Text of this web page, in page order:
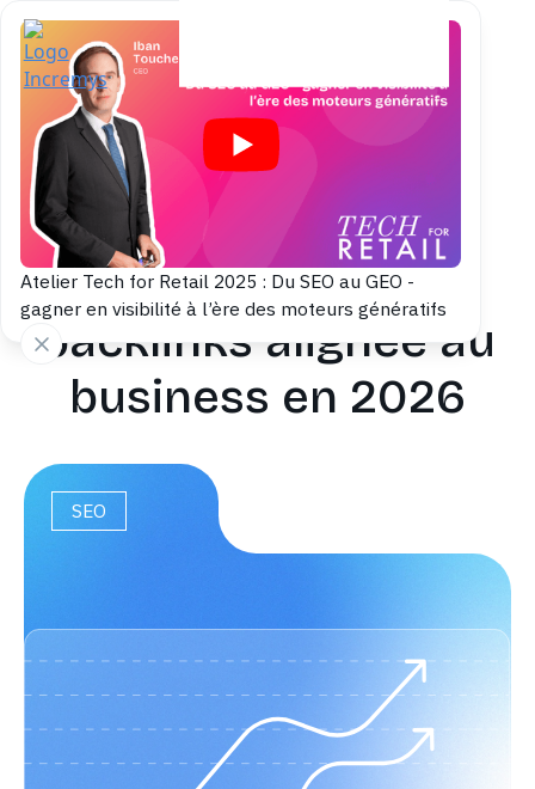
Atelier Tech for Retail 2025 : Du SEO au GEO -
gagner en visibilité à l’ère des moteurs génératifs
Back to blog
Construire une
stratégie de
backlinks alignée au
business en 2026
SEO